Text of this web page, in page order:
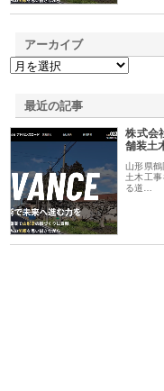
アーカイブ
最近の記事
株式会
舗装土
山形県
土木工
る道…